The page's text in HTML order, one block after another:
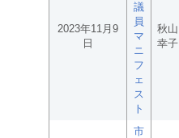
2023年11月9
日
議
員
マ
ニ
フ
ェ
ス
ト
秋山
幸子
市